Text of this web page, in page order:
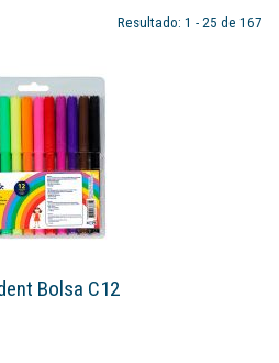
Resultado: 1 - 25 de 167
Bolsa C12